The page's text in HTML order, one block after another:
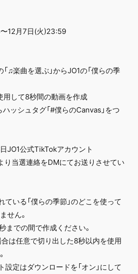
12月7日(火)23:59
楽曲を選ぶ」からJO1の「僕らの季
用して8秒間の動画を作成
ッシュタグ「#僕らのCanvas」をつ
JO1公式TikTokアカウント
当選連絡をDMにてお送りさせてい
いる「僕らの季節」のどこを使って
せん。
までの間で作成ください。
は任意で切り出した8秒以内を使用
定はダウンロードを「オン」にして